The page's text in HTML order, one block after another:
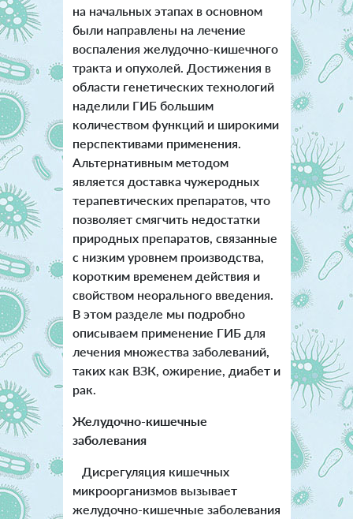
на начальных этапах в основном
были направлены на лечение
воспаления желудочно-кишечного
тракта и опухолей. Достижения в
области генетических технологий
наделили ГИБ большим
количеством функций и широкими
перспективами применения.
Альтернативным методом
является доставка чужеродных
терапевтических препаратов, что
позволяет смягчить недостатки
природных препаратов, связанные
с низким уровнем производства,
коротким временем действия и
свойством неорального введения.
В этом разделе мы подробно
описываем применение ГИБ для
лечения множества заболеваний,
таких как ВЗК, ожирение, диабет и
рак.
Желудочно-кишечные
заболевания
Дисрегуляция кишечных
микроорганизмов вызывает
желудочно-кишечные заболевания